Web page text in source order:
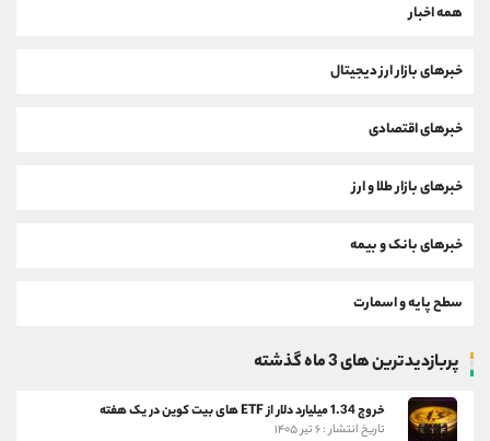
همه اخبار
خبرهای بازار ارز دیجیتال
خبرهای اقتصادی
خبرهای بازار طلا و ارز
خبرهای بانک و بیمه
سطح پایه و اسمارت
پربازدیدترین های 3 ماه گذشته
خروج 1.34 میلیارد دلار از ETF های بیت کوین در یک هفته
تاریخ انتشار : ۶ تیر ۱۴۰۵